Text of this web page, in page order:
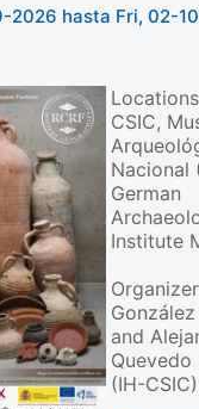
2026 hasta Fri, 02-
CSIC,
Nacional
German
Institute
and
Quevedo
(IH-CSIC)